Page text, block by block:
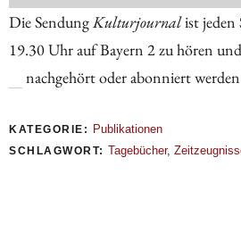
Die SendungKulturjournalist jeden
19.30 Uhr auf Bayern 2 zu hören
nachgehört oder abonniert
KATEGORIE: Publikationen
SCHLAGWORT: Tagebücher,